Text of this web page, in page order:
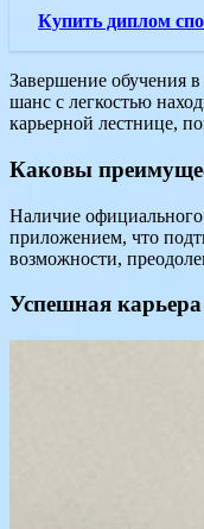
Купить диплом спо
Завершение обучения
шанс с легкостью
карьерной лестнице,
Каковы
Наличие официального
приложением, что
возможности,
Успешная